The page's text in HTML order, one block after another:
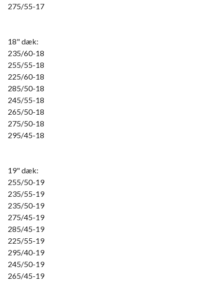
275/55-17
18" dæk:
235/60-18
255/55-18
225/60-18
285/50-18
245/55-18
265/50-18
275/50-18
295/45-18
19" dæk:
255/50-19
235/55-19
235/50-19
275/45-19
285/45-19
225/55-19
295/40-19
245/50-19
265/45-19